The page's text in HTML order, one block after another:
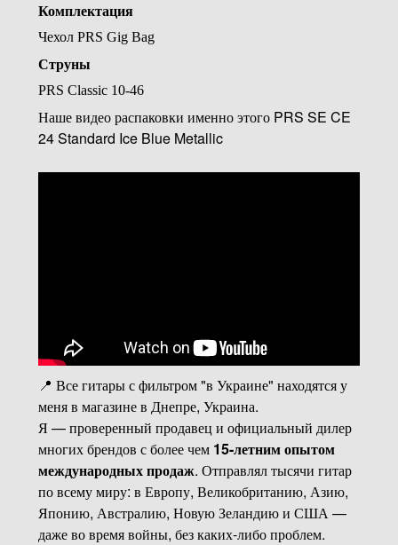
Комплектация
Чехол PRS Gig Bag
Струны
PRS Classic 10-46
Наше видео распаковки именно этого PRS SE CE
24 Standard Ice Blue Metallic
📍 Все гитары с фильтром "в Украине" находятся у
меня в магазине в Днепре, Украина.
Я — проверенный продавец и официальный дилер
многих брендов с более чем 15-летним опытом
международных продаж. Отправлял тысячи гитар
по всему миру: в Европу, Великобританию, Азию,
Японию, Австралию, Новую Зеландию и США —
даже во время войны, без каких-либо проблем.